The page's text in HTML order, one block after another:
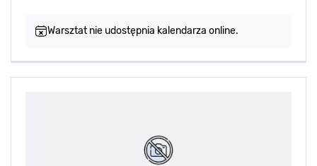
Warsztat nie udostępnia kalendarza online.